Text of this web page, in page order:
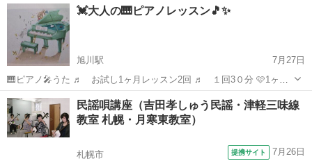
介で入会の場合でもOK、その場合は入会金のみ無料に致します） 個
人に合ったレッスンをします...
北海道 旭川市 旭川駅 ピアノ ピアノレッスン
💓大人の🎹ピアノレッスン🎵✨️
旭川駅
7月27日
🎹ピアノ🎤うた ♬ お試し1ヶ月レッスン2回 ♬ １回3０分 🩷1ヶ月
通常2回7000円ですが、お試しで2回5000円レッスン致します
♬2カ月3ヶ月コースもあります♬ 💓都合の良い日時を、
お知らせ下さい...
北海道 旭川市 旭川駅 ピアノ ピアノレッスン
民謡唄講座（吉田孝しゅう民謡・津軽三味線
教室 札幌・月寒東教室）
札幌市 提携サイト 7月26日